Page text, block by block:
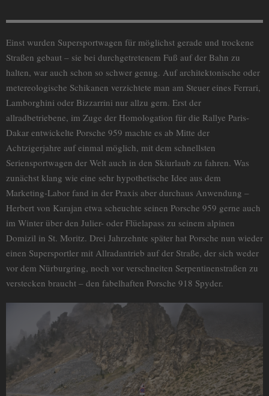
Akzeptieren
powered byUsercentrics Consent
Management Platform
Einst wurden Supersportwagen für möglichst gerade und trockene
Straßen gebaut – sie bei durchgetretenem Fuß auf der Bahn zu
halten, war auch schon so schwer genug. Auf architektonische oder
metereologische Schikanen verzichtete man am Steuer eines Ferrari,
Lamborghini oder Bizzarrini nur allzu gern. Erst der
allradbetriebene, im Zuge der Homologation für die Rallye Paris-
Dakar entwickelte Porsche 959 machte es ab Mitte der
Achtzigerjahre auf einmal möglich, mit dem schnellsten
Seriensportwagen der Welt auch in den Skiurlaub zu fahren. Was
zunächst klang wie eine sehr hypothetische Idee aus dem
Marketing-Labor fand in der Praxis aber durchaus Anwendung –
Herbert von Karajan etwa scheuchte seinen Porsche 959 gerne auch
im Winter über den Julier- oder Flüelapass zu seinem alpinen
Domizil in St. Moritz. Drei Jahrzehnte später hat Porsche nun wieder
einen Supersportler mit Allradantrieb auf der Straße, der sich weder
vor dem Nürburgring, noch vor verschneiten Serpentinenstraßen zu
verstecken braucht – den fabelhaften Porsche 918 Spyder.